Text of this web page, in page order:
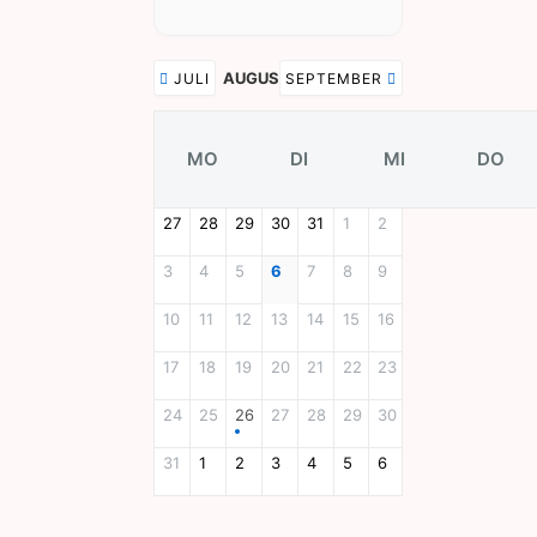
JULI AUGUST 2026SEPTEMBER
MO DI MI DO
27 28 29 30 31 1 2
3 4 5 6 7 8 9
10 11 12 13 14 15 16
17 18 19 20 21 22 23
24 25 26 27 28 29 30
31 1 2 3 4 5 6